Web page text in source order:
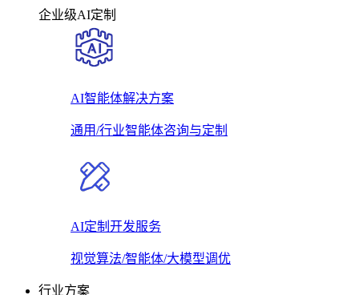
企业级AI定制
AI智能体解决方案
通用/行业智能体咨询与定制
AI定制开发服务
视觉算法/智能体/大模型调优
行业方案